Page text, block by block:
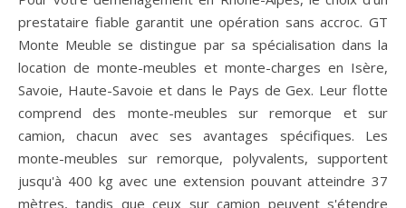
prestataire fiable garantit une opération sans accroc. GT
Monte Meuble se distingue par sa spécialisation dans la
location de monte-meubles et monte-charges en Isère,
Savoie, Haute-Savoie et dans le Pays de Gex. Leur flotte
comprend des monte-meubles sur remorque et sur
camion, chacun avec ses avantages spécifiques. Les
monte-meubles sur remorque, polyvalents, supportent
jusqu'à 400 kg avec une extension pouvant atteindre 37
mètres, tandis que ceux sur camion peuvent s'étendre